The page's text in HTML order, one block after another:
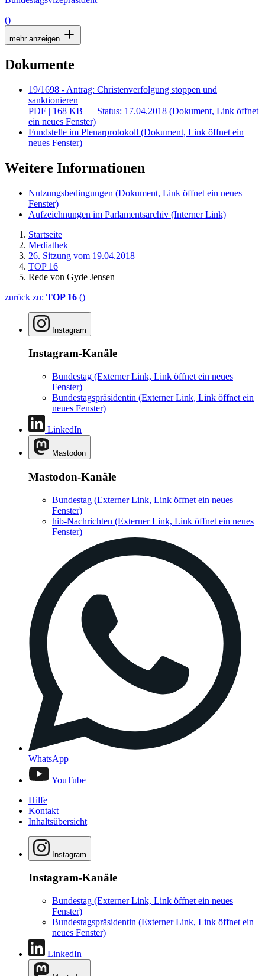
()
mehr anzeigen
Dokumente
19/1698 - Antrag: Christenverfolgung stoppen und
sanktionieren
PDF | 168 KB — Status: 17.04.2018 (Dokument, Link öffnet
ein neues Fenster)
Fundstelle im Plenarprotokoll (Dokument, Link öffnet ein
neues Fenster)
Weitere Informationen
Nutzungsbedingungen (Dokument, Link öffnet ein neues
Fenster)
Aufzeichnungen im Parlamentsarchiv (Interner Link)
Startseite
Mediathek
26. Sitzung vom 19.04.2018
TOP 16
Rede von Gyde Jensen
zurück zu: TOP 16 ()
Instagram
Instagram-Kanäle
Bundestag (Externer Link, Link öffnet ein neues
Fenster)
Bundestagspräsidentin (Externer Link, Link öffnet ein
neues Fenster)
LinkedIn
Mastodon
Mastodon-Kanäle
Bundestag (Externer Link, Link öffnet ein neues
Fenster)
hib-Nachrichten (Externer Link, Link öffnet ein neues
Fenster)
WhatsApp
YouTube
Hilfe
Kontakt
Inhaltsübersicht
Instagram
Instagram-Kanäle
Bundestag (Externer Link, Link öffnet ein neues
Fenster)
Bundestagspräsidentin (Externer Link, Link öffnet ein
neues Fenster)
LinkedIn